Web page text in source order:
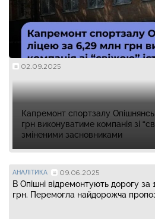
02.09.2025
Капремонт спортзалу
грн виконуватиме компанія зі
зміненими засновниками
АНАЛІТИКА 09.06.2025
В Опішні відремонтують дорогу за
грн. Перемогла найдорожча